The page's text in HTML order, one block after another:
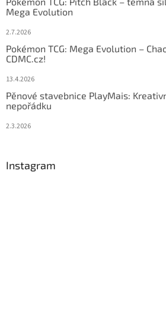
Mega Evolution
2.7.2026
Pokémon TCG: Mega Evolution –
CDMC.cz!
13.4.2026
Pěnové stavebnice PlayMais:
nepořádku
2.3.2026
Instagram